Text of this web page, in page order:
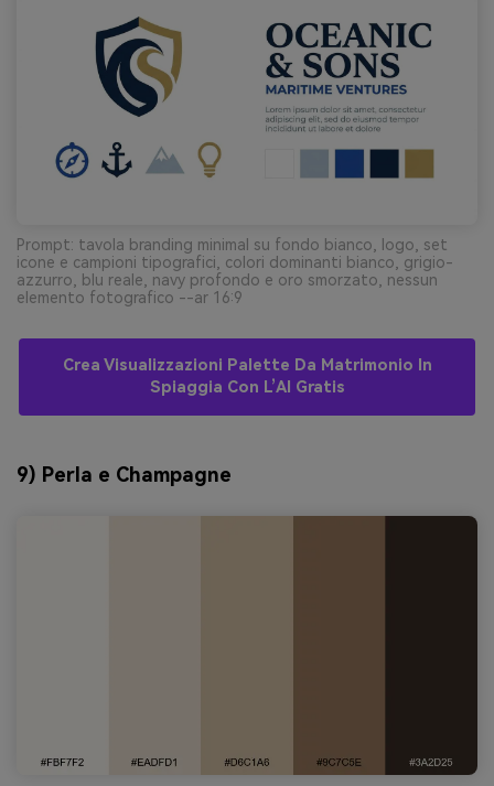
Prompt: tavola branding minimal su fondo bianco, logo, set
icone e campioni tipografici, colori dominanti bianco, grigio-
azzurro, blu reale, navy profondo e oro smorzato, nessun
elemento fotografico --ar 16:9
Crea Visualizzazioni Palette Da Matrimonio In
Spiaggia Con L’AI Gratis
9) Perla e Champagne